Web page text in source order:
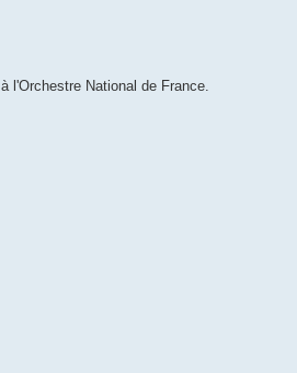
l'Orchestre National de France.